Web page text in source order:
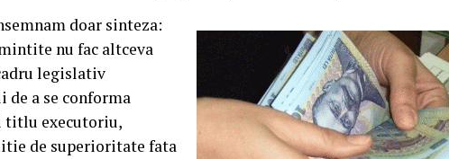
doar sinteza:
nu fac altceva
legislativ
a se conforma
titlu executoriu,
de superioritate fata